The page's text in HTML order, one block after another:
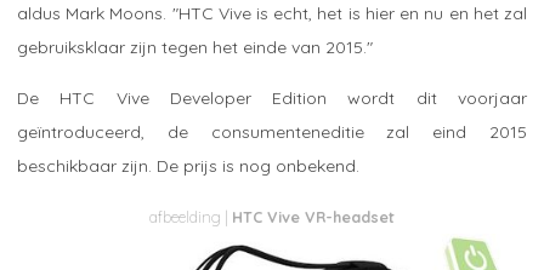
aldus Mark Moons. "HTC Vive is echt, het is hier en nu en het zal
gebruiksklaar zijn tegen het einde van 2015."
De HTC Vive Developer Edition wordt dit voorjaar
geïntroduceerd, de consumenteneditie zal eind 2015
beschikbaar zijn. De prijs is nog onbekend.
HTC Vive VR-headset